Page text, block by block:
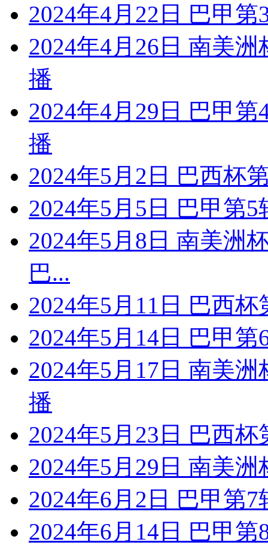
2024年4月22日 巴甲
2024年4月26日 南美
播
2024年4月29日 巴甲
播
2024年5月2日 巴西杯
2024年5月5日 巴甲第
2024年5月8日 南美洲
巴...
2024年5月11日 巴西
2024年5月14日 巴甲
2024年5月17日 南美
播
2024年5月23日 巴西
2024年5月29日 南美
2024年6月2日 巴甲第
2024年6月14日 巴甲